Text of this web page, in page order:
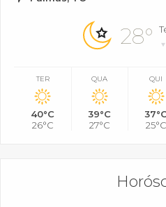
28°
TER
40°C
26°C
QUA
39°C
27°C
QUI
25°C